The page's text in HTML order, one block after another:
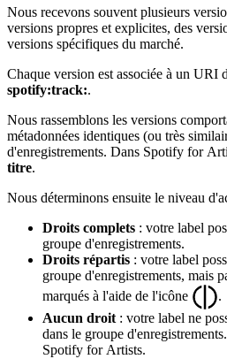
Nous recevons souvent plusieurs
versions propres et explicites, des
versions spécifiques du marché.
Chaque version est associée à un URI
spotify:track:.
Nous rassemblons les versions
métadonnées identiques (ou très
d'enregistrements. Dans Spotify for
titre.
Nous déterminons ensuite le niveau
Droits complets : votre label
groupe d'enregistrements.
Droits répartis : votre label
groupe d'enregistrements, mais
marqués à l'aide de l'icône
.
Aucun droit : votre label ne
dans le groupe
Spotify for Artists.